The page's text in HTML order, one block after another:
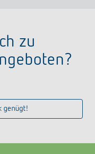
zu
genügt!